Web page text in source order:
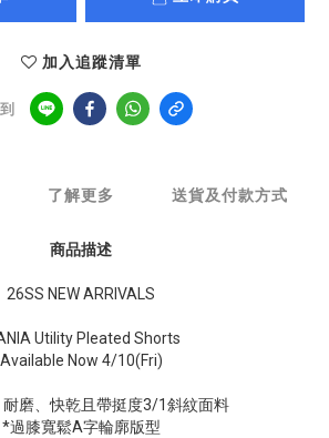
加入追蹤清單
了解更多 送貨及付款方式
商品描述
26SS NEW ARRIVALS
Utility Pleated Shorts
Available Now 4/10(Fri)
磨、快乾且帶挺度3/1斜紋面料
*過膝寬鬆A字輪廓版型